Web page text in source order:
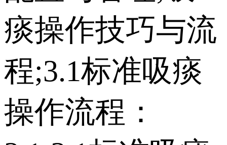
痰操作技巧与流
程;3.1标准吸痰
操作流程：